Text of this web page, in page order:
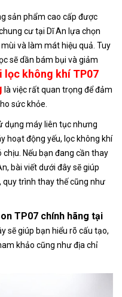
sản phẩm cao cấp được
cư tại Dĩ An lựa chọn
và làm mát hiệu quả. Tuy
sẽ dần bám bụi và giảm
lọc không khí TP07
là việc rất quan trọng để đảm
sức khỏe.
dụng máy liên tục nhưng
hoạt động yếu, lọc không khí
Nếu bạn đang cần thay
bài viết dưới đây sẽ giúp
quy trình thay thế cũng như
TP07 chính hãng tại
sẽ giúp bạn hiểu rõ cấu tạo,
khảo cũng như địa chỉ